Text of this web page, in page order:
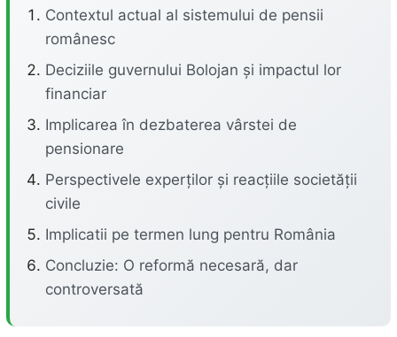
Contextul actual al sistemului de pensii
românesc
Deciziile guvernului Bolojan și impactul lor
financiar
Implicarea în dezbaterea vârstei de
pensionare
Perspectivele experților și reacțiile societății
civile
Implicatii pe termen lung pentru România
Concluzie: O reformă necesară, dar
controversată